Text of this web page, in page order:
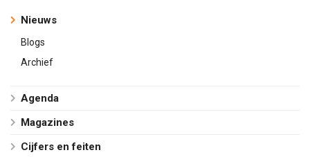
Nieuws
Blogs
Archief
Agenda
Magazines
Cijfers en feiten